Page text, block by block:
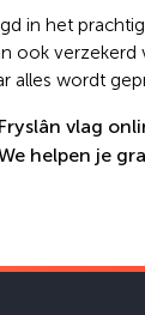
in het
ook
alles wordt
vlag
helpen je